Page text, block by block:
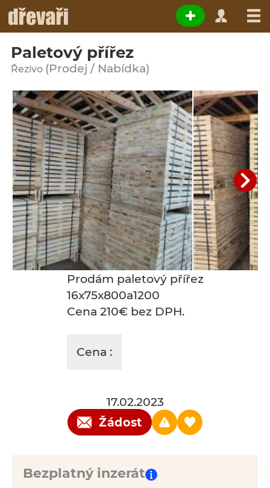
Paletový přířez
Řezivo (Prodej / Nabídka)
Prodám paletový přířez
16x75x800a1200
Cena 210€ bez DPH.
Cena :
17.02.2023
Žádost
Bezplatný inzerát